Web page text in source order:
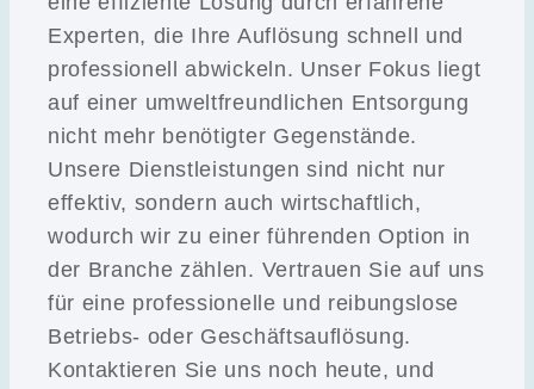
Experten, die Ihre Auflösung schnell und
professionell abwickeln. Unser Fokus liegt
auf einer umweltfreundlichen Entsorgung
nicht mehr benötigter Gegenstände.
Unsere Dienstleistungen sind nicht nur
effektiv, sondern auch wirtschaftlich,
wodurch wir zu einer führenden Option in
der Branche zählen. Vertrauen Sie auf uns
für eine professionelle und reibungslose
Betriebs- oder Geschäftsauflösung.
Kontaktieren Sie uns noch heute, und